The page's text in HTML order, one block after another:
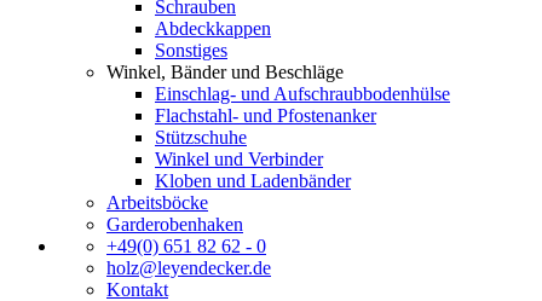
Schrauben
Abdeckkappen
Sonstiges
Winkel, Bänder und Beschläge
Einschlag- und Aufschraubbodenhülse
Flachstahl- und Pfostenanker
Stützschuhe
Winkel und Verbinder
Kloben und Ladenbänder
Arbeitsböcke
Garderobenhaken
+49(0) 651 82 62 - 0
holz@leyendecker.de
Kontakt